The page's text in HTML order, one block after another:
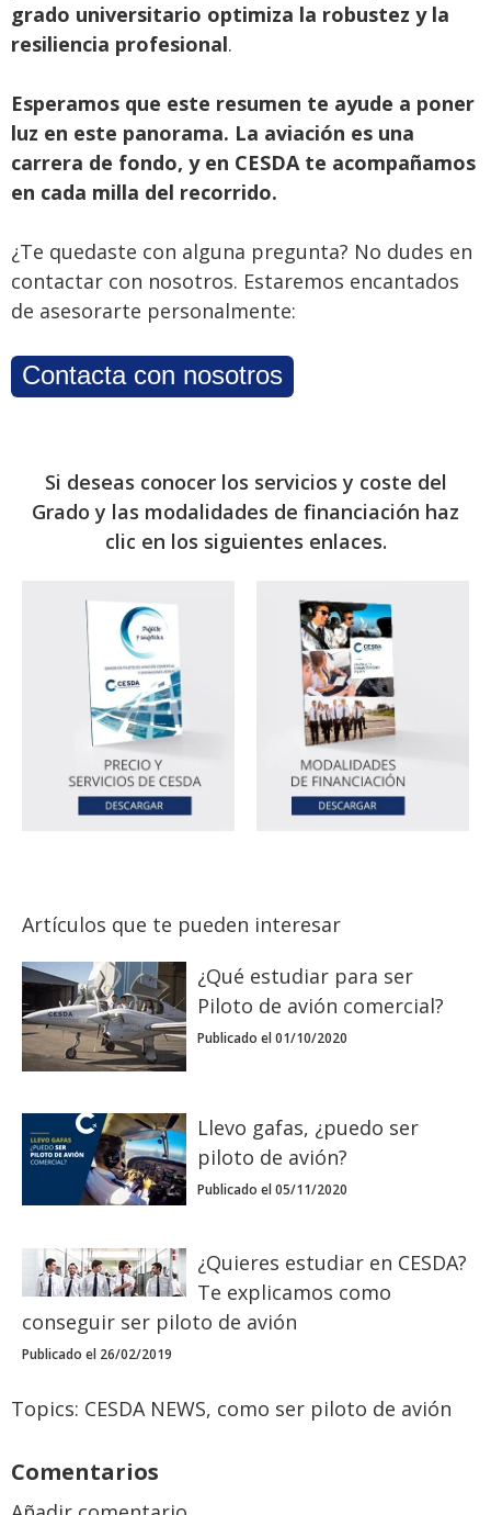
grado universitario optimiza la robustez y la
resiliencia profesional.
Esperamos que este resumen te ayude a poner
luz en este panorama. La aviación es una
carrera de fondo, y en CESDA te acompañamos
en cada milla del recorrido.
¿Te quedaste con alguna pregunta? No dudes en
contactar con nosotros. Estaremos encantados
de asesorarte personalmente:
Contacta con nosotros
Si deseas conocer los servicios y coste del
Grado y las modalidades de financiación haz
clic en los siguientes enlaces.
Artículos que te pueden interesar
¿Qué estudiar para ser
Piloto de avión comercial?
Publicado el 01/10/2020
Llevo gafas, ¿puedo ser
piloto de avión?
Publicado el 05/11/2020
¿Quieres estudiar en CESDA?
Te explicamos como
conseguir ser piloto de avión
Publicado el 26/02/2019
Topics: CESDA NEWS, como ser piloto de avión
Comentarios